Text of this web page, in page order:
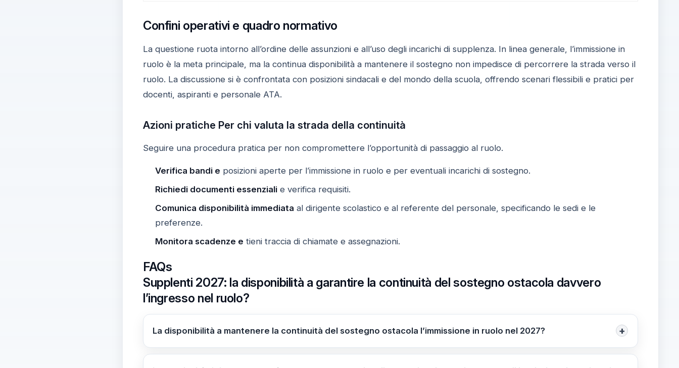
Confini operativi e quadro normativo
La questione ruota intorno all’ordine delle assunzioni e all’uso degli incarichi di supplenza. In linea generale, l’immissione in
ruolo è la meta principale, ma la continua disponibilità a mantenere il sostegno non impedisce di percorrere la strada verso il
ruolo. La discussione si è confrontata con posizioni sindacali e del mondo della scuola, offrendo scenari flessibili e pratici per
docenti, aspiranti e personale ATA.
Azioni pratiche Per chi valuta la strada della continuità
Seguire una procedura pratica per non compromettere l’opportunità di passaggio al ruolo.
Verifica bandi e posizioni aperte per l’immissione in ruolo e per eventuali incarichi di sostegno.
Richiedi documenti essenzialie verifica requisiti.
Comunica disponibilità immediata al dirigente scolastico e al referente del personale, specificando le sedi e le
preferenze.
Monitora scadenze e tieni traccia di chiamate e assegnazioni.
FAQs
Supplenti 2027: la disponibilità a garantire la continuità del sostegno ostacola davvero
l’ingresso nel ruolo?
La disponibilità a mantenere la continuità del sostegno ostacola l’immissione in ruolo nel 2027? +
In generale, no: l’immissione in ruolo precede la supplenza e la continuità non ne impedisce il passaggio (28/05/2026).